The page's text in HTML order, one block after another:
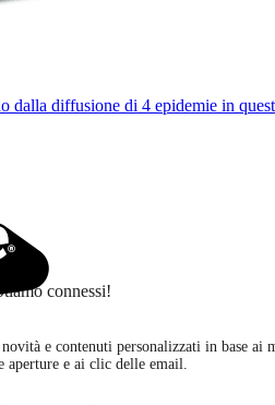
dalla diffusione di 4 epidemie in
connessi!
e contenuti personalizzati in base ai
aperture e ai clic delle email.